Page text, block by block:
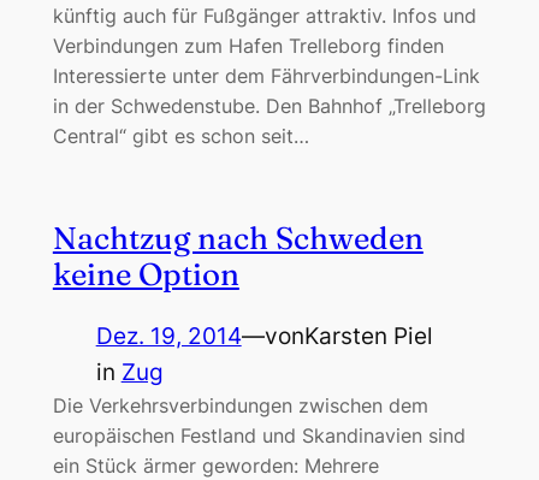
künftig auch für Fußgänger attraktiv. Infos und
Verbindungen zum Hafen Trelleborg finden
Interessierte unter dem Fährverbindungen-Link
in der Schwedenstube. Den Bahnhof „Trelleborg
Central“ gibt es schon seit…
Nachtzug nach Schweden
keine Option
Dez. 19, 2014—vonKarsten Piel
in Zug
Die Verkehrsverbindungen zwischen dem
europäischen Festland und Skandinavien sind
ein Stück ärmer geworden: Mehrere